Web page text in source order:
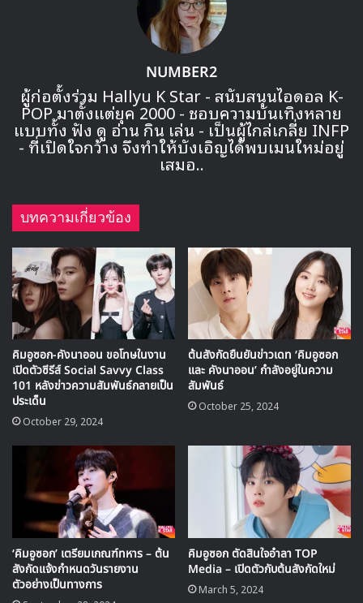
▶ คลิกดูสัมภาษณ์พิเศษ
และ คิมอูซอก ได้เปิดเผยความในใจเกี่ยวกับเหตุการณ์นี้ผ่าน
จดหมายของเค้าว่า
“สวัสดีครับ คิมอูซอก ครับ
จาก X1 ผมได้เรียนรู้ในหลายสิ่ง และมีประสบการณ์อัน
และเมื่อสิ่งที่ผมคิดว่าจะเป็นได้เพียงความฝันนั้นกลับกลาย
เป็นความจริงขึ้นมา พวกคุณก็มาอยู่เคียงข้างผม ผมขอ
ขอบคุณอีกครั้งนะครับ
การได้ทำงานร่วมกับสมาชิก X1 นั้นเป็นเกียรติมากครับ
และผมจะเก็บรักษาความทรงจำในทุกช่วงเวลาที่ได้ใช้ด้วย
กันของพวกเราเอาไว้ในใจไปตลอดชีวิตของผมเลยครับ
ผมขอให้ทุกคนมอบคำพูดที่อ่อนโยนให้แก่สมาชิก X1 คน
ที่ผมร้องไห้ หัวเราะ และใช้วันเวลาร่วมไปด้วยกัน แทนที่
จะตำหนิติเตียนพวกเค้า
และผมอยากจะขอบคุณ Swing Entertainment ทีมงา
นทุกๆ คนที่ทำงานอย่างหนักเพื่อพวกเราด้วยนะครับ
ผมคิดว่าผมเคยพูดแบบนี้มาก่อนครับ แม้ว่าจากนี้ทุกคน
จะไม่ได้ใช้ชื่อว่า ONE IT(วอนอิท – ชื่อแฟนคลับของ X1)
แต่ผมก็จะไม่ลืมทุกคนเลยครับ
NUMBER2
ผู้ก่อตั้งร่วม Hallyu K Star - สนับสนุนไอดอล K-
POP มาตั้งแต่ยุค 2000 - ชอบความบันเทิงหลาย
แบบทั้ง ฟัง ดู อ่าน กิน เล่น - เป็นผู้ไกล่เกลี่ย INFP
- ที่เปิดใจกว้าง จึงทำให้บังเอิญได้พบเมนใหม่อยู่
เสมอ..
บทความเกี่ยวข้อง
คิมอูซอก-คังนาออน ขอโทษในงาน
เปิดตัวซีรีส์ Social Savvy Class
101 หลังข่าวความสัมพันธ์กลายเป็น
ประเด็น
October 29, 2024
ต้นสังกัดยืนยันข่าวเดท ‘คิมอูซอก
และ คังนาออน’ กำลังอยู่ในความ
สัมพันธ์
October 25, 2024
‘คิมอูซอก’ เตรียมเกณฑ์ทหาร – ต้น
สังกัดแจ้งกำหนดวันรายงาน
ตัวอย่างเป็นทางการ
คิมอูซอก ตัดสินใจอำลา TOP
Media – เปิดตัวกับต้นสังกัดใหม่
March 5, 2024